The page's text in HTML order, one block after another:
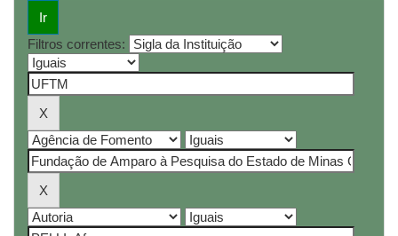
Filtros correntes: